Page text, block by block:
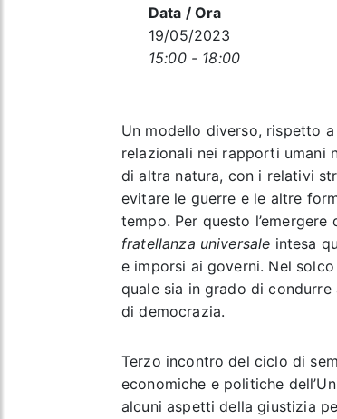
Data / Ora
19/05/2023
15:00 - 18:00
Un modello diverso, rispetto
relazionali nei rapporti umani
di altra natura, con i relativi
evitare le guerre e le altre
tempo. Per questo l’emergere
fratellanza universale intesa
e imporsi ai governi. Nel
quale sia in grado di
di democrazia.
Terzo incontro del ciclo di
economiche e politiche
alcuni aspetti della giustizia